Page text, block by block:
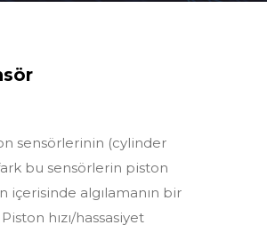
sensörlerinin (cylinder
bu sensörlerin piston
içerisinde algılamanın bir
hızı/hassasiyet